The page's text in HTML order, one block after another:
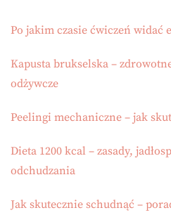
Po jakim czasie ćwiczeń widać
Kapusta brukselska –
odżywcze
Peelingi mechaniczne – jak
Dieta 1200 kcal – zasady,
odchudzania
Jak skutecznie schudnąć –